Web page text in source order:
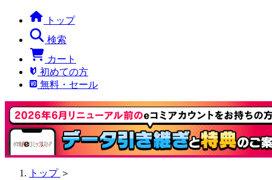
トップ
検索
カート
初めての方
無料・セール
トップ ＞